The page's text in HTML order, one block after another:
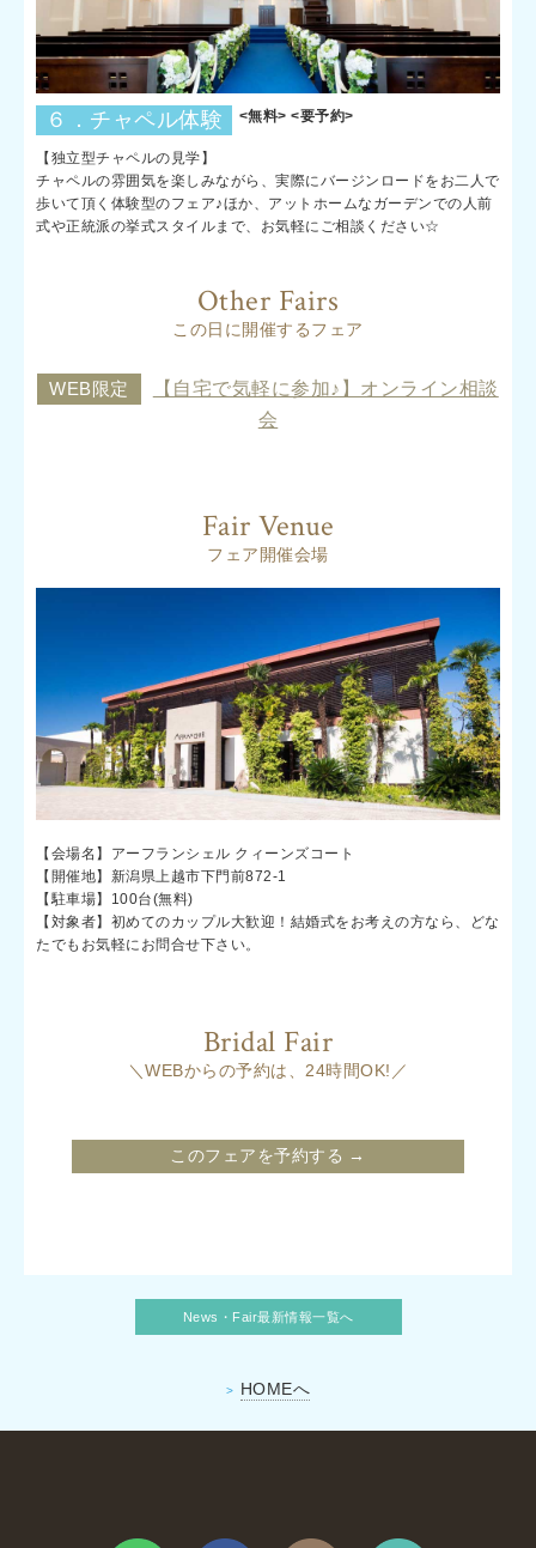
６．チャペル体験 <無料> <要予約>
【独立型チャペルの見学】
チャペルの雰囲気を楽しみながら、実際にバージンロードをお二人で
歩いて頂く体験型のフェア♪ほか、アットホームなガーデンでの人前
式や正統派の挙式スタイルまで、お気軽にご相談ください☆
Other Fairs
この日に開催するフェア
WEB限定
【自宅で気軽に参加♪】オンライン相談
会
Fair Venue
フェア開催会場
【会場名】アーフランシェル クィーンズコート
【開催地】新潟県上越市下門前872-1
【駐車場】100台(無料)
【対象者】初めてのカップル大歓迎！結婚式をお考えの方なら、どな
たでもお気軽にお問合せ下さい。
Bridal Fair
＼WEBからの予約は、24時間OK!／
このフェアを予約する →
News・Fair最新情報一覧へ
HOMEへ